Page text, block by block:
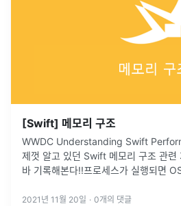
[Swift] 메모리 구조
WWDC Understanding Swift
제껏 알고 있던 Swift 메모리 구조 관련
바 기록해본다!!프로세스가 실행되면
2021년 11월 20일 · 0개의 댓글